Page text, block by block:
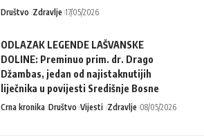
Društvo Zdravlje 17/05/2026
ODLAZAK LEGENDE LAŠVANSKE
DOLINE: Preminuo prim. dr. Drago
Džambas, jedan od najistaknutijih
liječnika u povijesti Središnje Bosne
Crna kronika Društvo Vijesti Zdravlje 08/05/2026